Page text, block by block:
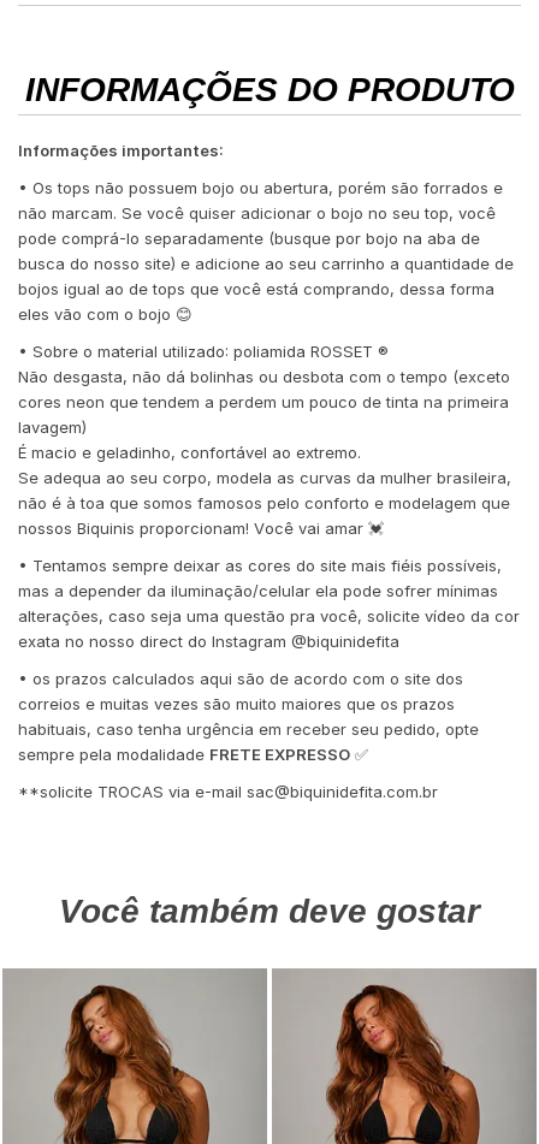
INFORMAÇÕES DO PRODUTO
Informações importantes:
• Os tops não possuem bojo ou abertura, porém são forrados e
não marcam. Se você quiser adicionar o bojo no seu top, você
pode comprá-lo separadamente (busque por bojo na aba de
busca do nosso site) e adicione ao seu carrinho a quantidade de
bojos igual ao de tops que você está comprando, dessa forma
eles vão com o bojo 😊
• Sobre o material utilizado: poliamida ROSSET ®️
Não desgasta, não dá bolinhas ou desbota com o tempo (exceto
cores neon que tendem a perdem um pouco de tinta na primeira
lavagem)
É macio e geladinho, confortável ao extremo.
Se adequa ao seu corpo, modela as curvas da mulher brasileira,
não é à toa que somos famosos pelo conforto e modelagem que
nossos Biquinis proporcionam! Você vai amar 💓
• Tentamos sempre deixar as cores do site mais fiéis possíveis,
mas a depender da iluminação/celular ela pode sofrer mínimas
alterações, caso seja uma questão pra você, solicite vídeo da cor
exata no nosso direct do Instagram @biquinidefita
• os prazos calculados aqui são de acordo com o site dos
correios e muitas vezes são muito maiores que os prazos
habituais, caso tenha urgência em receber seu pedido, opte
sempre pela modalidade FRETE EXPRESSO ✅
**solicite TROCAS via e-mail sac@biquinidefita.com.br
Você também deve gostar